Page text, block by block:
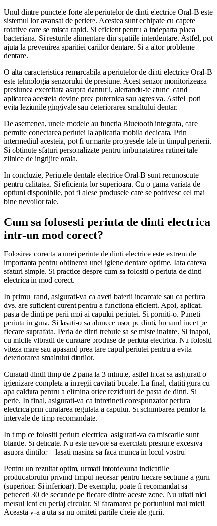
Unul dintre punctele forte ale periutelor de dinti electrice Oral-B este
sistemul lor avansat de periere. Acestea sunt echipate cu capete
rotative care se misca rapid. Si eficient pentru a indeparta placa
bacteriana. Si resturile alimentare din spatiile interdentare. Astfel, pot
ajuta la prevenirea aparitiei cariilor dentare. Si a altor probleme
dentare.
O alta caracteristica remarcabila a periutelor de dinti electrice Oral-B
este tehnologia senzorului de presiune. Acest senzor monitorizeaza
presiunea exercitata asupra danturii, alertandu-te atunci cand
aplicarea acesteia devine prea puternica sau agresiva. Astfel, poti
evita leziunile gingivale sau deteriorarea smaltului dentar.
De asemenea, unele modele au functia Bluetooth integrata, care
permite conectarea periutei la aplicatia mobila dedicata. Prin
intermediul acesteia, pot fi urmarite progresele tale in timpul perierii.
Si obtinute sfaturi personalizate pentru imbunatatirea rutinei tale
zilnice de ingrijire orala.
In concluzie, Periutele dentale electrice Oral-B sunt recunoscute
pentru calitatea. Si eficienta lor superioara. Cu o gama variata de
optiuni disponibile, pot fi alese produsele care se potrivesc cel mai
bine nevoilor tale.
Cum sa folosesti periuta de dinti electrica
intr-un mod corect?
Folosirea corecta a unei periute de dinti electrice este extrem de
importanta pentru obtinerea unei igiene dentare optime. Iata cateva
sfaturi simple. Si practice despre cum sa folositi o periuta de dinti
electrica in mod corect.
In primul rand, asigurati-va ca aveti baterii incarcate sau ca periuta
dvs. are suficient curent pentru a functiona eficient. Apoi, aplicati
pasta de dinti pe perii moi ai capului periutei. Si porniti-o. Puneti
periuta in gura. Si lasati-o sa alunece usor pe dinti, lucrand incet pe
fiecare suprafata. Peria de dinti trebuie sa se miste inainte. Si inapoi,
cu micile vibratii de curatare produse de periuta electrica. Nu folositi
viteza mare sau apasand prea tare capul periutei pentru a evita
deteriorarea smaltului dintilor.
Curatati dintii timp de 2 pana la 3 minute, astfel incat sa asigurati o
igienizare completa a intregii cavitati bucale. La final, clatiti gura cu
apa calduta pentru a elimina orice reziduuri de pasta de dinti. Si
perie. In final, asigurati-va ca intretineti corespunzator periuta
electrica prin curatarea regulata a capului. Si schimbarea periilor la
intervale de timp recomandate.
In timp ce folositi periuta electrica, asigurati-va ca miscarile sunt
blande. Si delicate. Nu este nevoie sa exercitati presiune excesiva
asupra dintilor – lasati masina sa faca munca in locul vostru!
Pentru un rezultat optim, urmati intotdeauna indicatiile
producatorului privind timpul necesar pentru fiecare sectiune a gurii
(superioar. Si inferioar). De exemplu, poate fi recomandat sa
petreceti 30 de secunde pe fiecare dintre aceste zone. Nu uitati nici
mersul lent cu periaj circular. Si faramarea pe portuniuni mai mici!
Aceasta v-a ajuta sa nu omiteti partile cheie ale gurii.